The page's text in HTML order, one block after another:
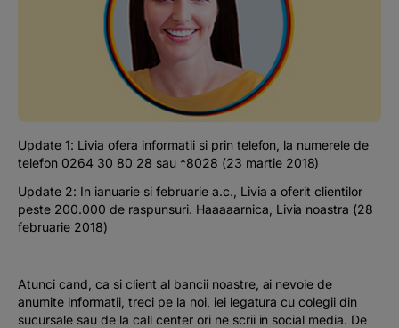
The MacRO Zone
Pentru antreprenori
Update 1: Livia ofera informatii si prin telefon, la numerele de
telefon 0264 30 80 28 sau *8028 (23 martie 2018)
Update 2: In ianuarie si februarie a.c., Livia a oferit clientilor
peste 200.000 de raspunsuri. Haaaaarnica, Livia noastra (28
februarie 2018)
Atunci cand, ca si client al bancii noastre, ai nevoie de
anumite informatii, treci pe la noi, iei legatura cu colegii din
sucursale sau de la call center ori ne scrii in social media. De